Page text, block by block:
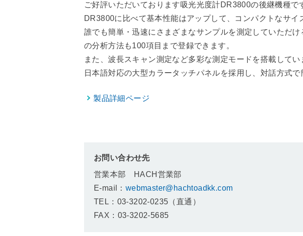
ご好評いただいております吸光光度計DR3800の後継機種で
DR3800に比べて基本性能はアップして、コンパクトなサイ
誰でも簡単・迅速にさまざまなサンプルを測定していただ
の分析方法も100項目まで登録できます。
また、波長スキャン測定など多彩な測定モードを搭載してい
日本語対応の大型カラータッチパネルを採用し、対話方式で
製品詳細ページ
お問い合わせ先
営業本部 HACH営業部
E-mail： webmaster@hachtoadkk.com
TEL：03-3202-0235（直通）
FAX：03-3202-5685